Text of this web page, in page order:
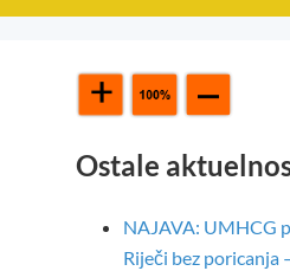
Ostale
NAJAVA: UMHCG
Riječi bez poricanja